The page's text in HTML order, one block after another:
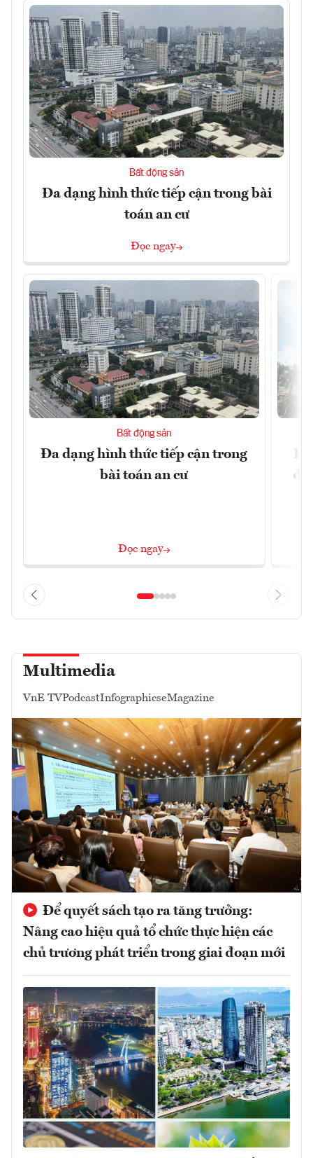
Bất động sản
Đa dạng hình thức tiếp cận trong bài
toán an cư
Đọc ngay
Bất động sản
Đa dạng hình thức tiếp cận trong
bài toán an cư
Đọc ngay
Multimedia
VnE TVPodcastInfographicseMagazine
Để quyết sách tạo ra tăng trưởng:
Nâng cao hiệu quả tổ chức thực hiện các
chủ trương phát triển trong giai đoạn mới